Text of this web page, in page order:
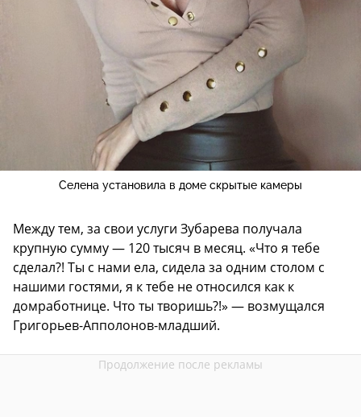
Селена установила в доме скрытые камеры
Между тем, за свои услуги Зубарева получала
крупную сумму — 120 тысяч в месяц. «Что я тебе
сделал?! Ты с нами ела, сидела за одним столом с
нашими гостями, я к тебе не относился как к
домработнице. Что ты творишь?!» — возмущался
Григорьев-Апполонов-младший.